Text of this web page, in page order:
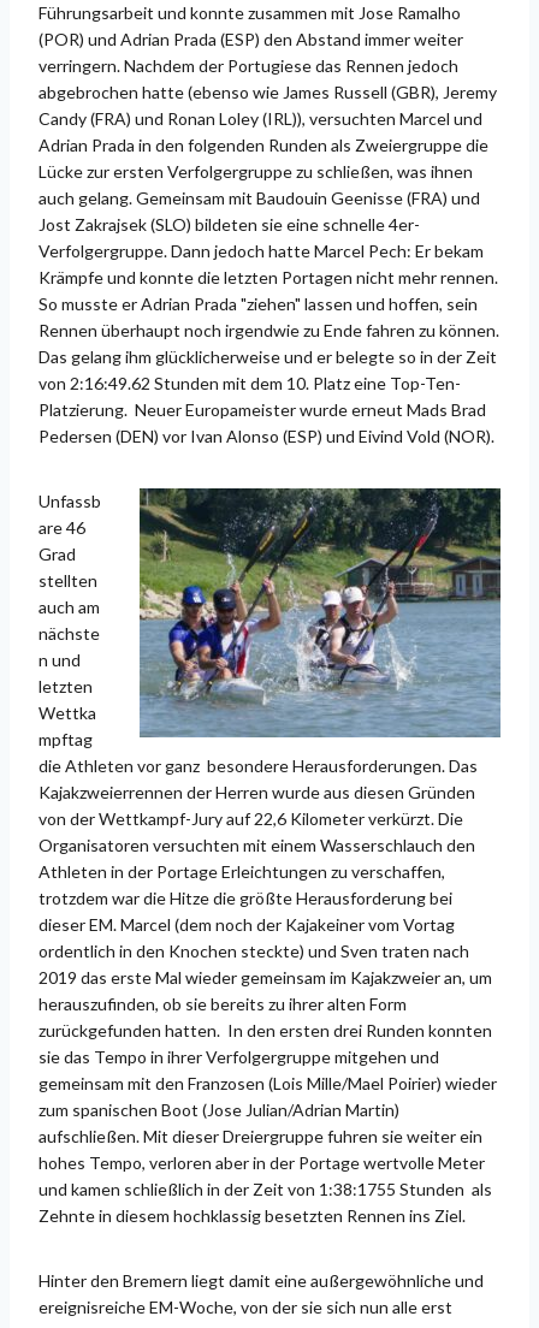
Führungsarbeit und konnte zusammen mit Jose Ramalho
(POR) und Adrian Prada (ESP) den Abstand immer weiter
verringern. Nachdem der Portugiese das Rennen jedoch
abgebrochen hatte (ebenso wie James Russell (GBR), Jeremy
Candy (FRA) und Ronan Loley (IRL)), versuchten Marcel und
Adrian Prada in den folgenden Runden als Zweiergruppe die
Lücke zur ersten Verfolgergruppe zu schließen, was ihnen
auch gelang. Gemeinsam mit Baudouin Geenisse (FRA) und
Jost Zakrajsek (SLO) bildeten sie eine schnelle 4er-
Verfolgergruppe. Dann jedoch hatte Marcel Pech: Er bekam
Krämpfe und konnte die letzten Portagen nicht mehr rennen.
So musste er Adrian Prada "ziehen" lassen und hoffen, sein
Rennen überhaupt noch irgendwie zu Ende fahren zu können.
Das gelang ihm glücklicherweise und er belegte so in der Zeit
von 2:16:49.62 Stunden mit dem 10. Platz eine Top-Ten-
Platzierung. Neuer Europameister wurde erneut Mads Brad
Pedersen (DEN) vor Ivan Alonso (ESP) und Eivind Vold (NOR).
Unfassb
are 46
Grad
stellten
auch am
nächste
n und
letzten
Wettka
mpftag
die Athleten vor ganz besondere Herausforderungen. Das
Kajakzweierrennen der Herren wurde aus diesen Gründen
von der Wettkampf-Jury auf 22,6 Kilometer verkürzt. Die
Organisatoren versuchten mit einem Wasserschlauch den
Athleten in der Portage Erleichtungen zu verschaffen,
trotzdem war die Hitze die größte Herausforderung bei
dieser EM. Marcel (dem noch der Kajakeiner vom Vortag
ordentlich in den Knochen steckte) und Sven traten nach
2019 das erste Mal wieder gemeinsam im Kajakzweier an, um
herauszufinden, ob sie bereits zu ihrer alten Form
zurückgefunden hatten. In den ersten drei Runden konnten
sie das Tempo in ihrer Verfolgergruppe mitgehen und
gemeinsam mit den Franzosen (Lois Mille/Mael Poirier) wieder
zum spanischen Boot (Jose Julian/Adrian Martin)
aufschließen. Mit dieser Dreiergruppe fuhren sie weiter ein
hohes Tempo, verloren aber in der Portage wertvolle Meter
und kamen schließlich in der Zeit von 1:38:1755 Stunden als
Zehnte in diesem hochklassig besetzten Rennen ins Ziel.
Hinter den Bremern liegt damit eine außergewöhnliche und
ereignisreiche EM-Woche, von der sie sich nun alle erst